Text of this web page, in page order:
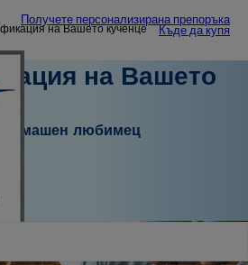
Получете персонализирана препоръка
Къде да купя
на Вашето кученце
на Вашето
домашен любимец